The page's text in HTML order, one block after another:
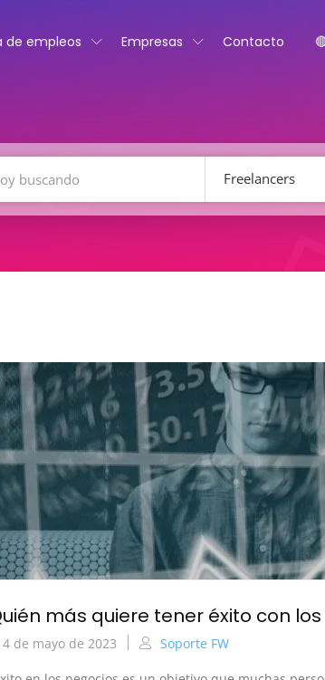
de empleos Empresas Contacto
Freelancers
más quiere tener éxito con
de mayo de 2023 Soporte FW